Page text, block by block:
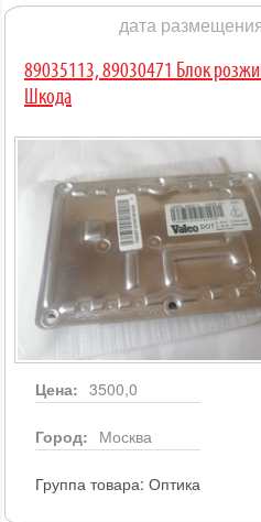
дата
89035113, 89030471 Блок
Шкода
Цена: 3500,0
Город: Москва
Группа товара: Оптика